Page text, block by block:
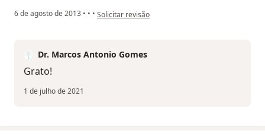
6 de agosto de 2013 • • • na opinião do utilizador paciente anônimo
Solicitar revisão
Dr. Marcos Antonio Gomes
Grato!
1 de julho de 2021